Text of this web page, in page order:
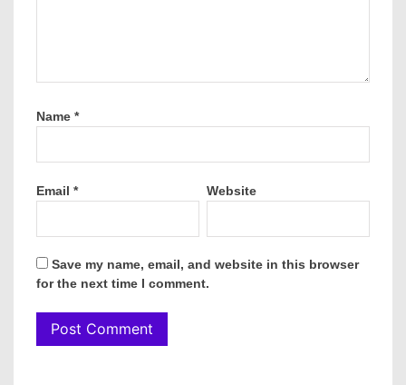
Name *
Email * Website
Save my name, email, and website in this browser
for the next time I comment.